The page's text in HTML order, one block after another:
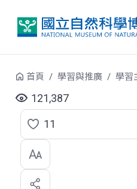
首頁 學習與推廣 學習
121,387
點
選
喜
11